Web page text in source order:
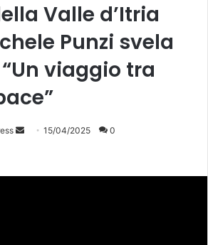
Valle d’Itria
Punzi svela
viaggio tra
Invia 15/04/2025 0